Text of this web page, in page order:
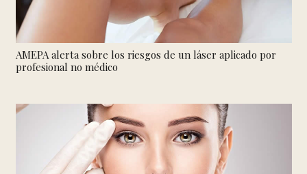
AMEPA alerta sobre los riesgos de un láser aplicado por
profesional no médico